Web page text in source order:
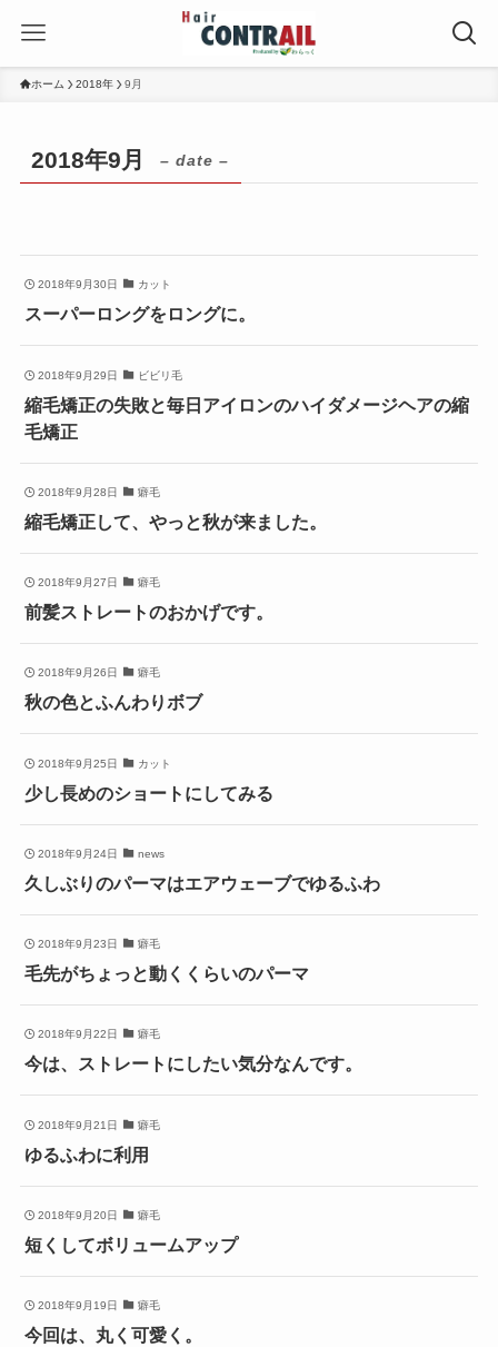
ホーム 2018年 9月
2018年9月 – date –
2018年9月30日 カット
スーパーロングをロングに。
2018年9月29日 ビビリ毛
縮毛矯正の失敗と毎日アイロンのハイダメージヘアの縮
毛矯正
2018年9月28日 癖毛
縮毛矯正して、やっと秋が来ました。
2018年9月27日 癖毛
前髪ストレートのおかげです。
2018年9月26日 癖毛
秋の色とふんわりボブ
2018年9月25日 カット
少し長めのショートにしてみる
2018年9月24日 news
久しぶりのパーマはエアウェーブでゆるふわ
2018年9月23日 癖毛
毛先がちょっと動くくらいのパーマ
2018年9月22日 癖毛
今は、ストレートにしたい気分なんです。
2018年9月21日 癖毛
ゆるふわに利用
2018年9月20日 癖毛
短くしてボリュームアップ
2018年9月19日 癖毛
今回は、丸く可愛く。